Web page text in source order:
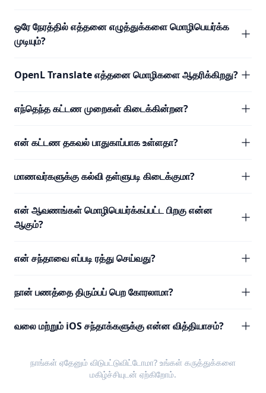
ஒரே நேரத்தில் எத்தனை எழுத்துக்களை மொழிபெயர்க்க
முடியும்?
OpenL Translate எத்தனை மொழிகளை ஆதரிக்கிறது?
எந்தெந்த கட்டண முறைகள் கிடைக்கின்றன?
என் கட்டண தகவல் பாதுகாப்பாக உள்ளதா?
மாணவர்களுக்கு கல்வி தள்ளுபடி கிடைக்குமா?
என் ஆவணங்கள் மொழிபெயர்க்கப்பட்ட பிறகு என்ன
ஆகும்?
என் சந்தாவை எப்படி ரத்து செய்வது?
நான் பணத்தை திரும்பப் பெற கோரலாமா?
வலை மற்றும் iOS சந்தாக்களுக்கு என்ன வித்தியாசம்?
நாங்கள் ஏதேனும் விடுபட்டுவிட்டோமா? உங்கள் கருத்துக்களை
மகிழ்ச்சியுடன் ஏற்கிறோம்.